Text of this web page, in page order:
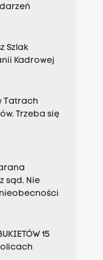
Szlak
Kadrowej
Tatrach
Trzeba się
sąd. Nie
15